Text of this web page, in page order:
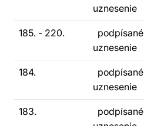
uznesenie
185. - 220.
podpísané
uznesenie
184.
podpísané
uznesenie
183.
podpísané